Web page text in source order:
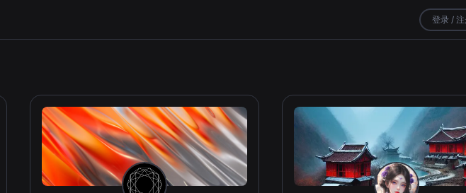
登录 /